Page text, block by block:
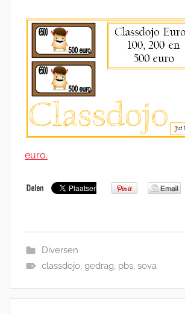
euro.
Diversen
classdojo, gedrag, pbs, sova